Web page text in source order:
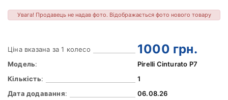
Увага! Продавець не надав фото. Відображається фото нового товару
Ціна вказана за 1 колесо 1000 грн.
Модель:
Pirelli Cinturato P7
Кількість:
1
Дата додавання:
06.08.26